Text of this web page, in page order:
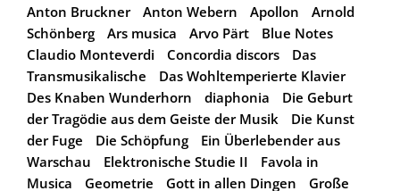
Anton Bruckner
Anton Webern Apollon
Arnold
Schönberg
Ars musica Arvo Pärt
Blue Notes
Claudio Monteverdi
Concordia discors
Das
Transmusikalische
Das Wohltemperierte Klavier
Des Knaben Wunderhorn
diaphonia
Die Geburt
der Tragödie aus dem Geiste der Musik
Die Kunst
der Fuge
Die Schöpfung
Ein Überlebender aus
Warschau
Elektronische Studie II
Favola in
Musica
Geometrie Gott in allen Dingen
Große